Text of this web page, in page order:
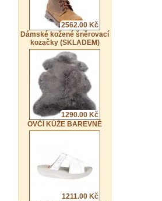
2562.00 Kč
Dámské kožené šněrovací
kozačky (SKLADEM)
1290.00 Kč
OVČÍ KŮŽE BAREVNÉ
1211.00 Kč